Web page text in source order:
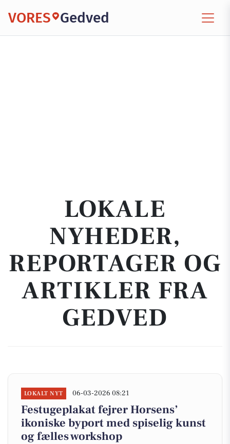
VORES Gedved
LOKALE
NYHEDER,
REPORTAGER OG
ARTIKLER FRA
GEDVED
LOKALT NYT 06-03-2026 08:21
Festugeplakat fejrer Horsens’
ikoniske byport med spiselig kunst
og fælles workshop